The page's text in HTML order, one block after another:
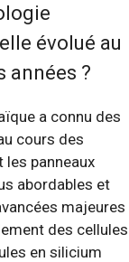
évolué au
années ?
a connu des
cours des
les panneaux
abordables et
majeures
des cellules
en silicium